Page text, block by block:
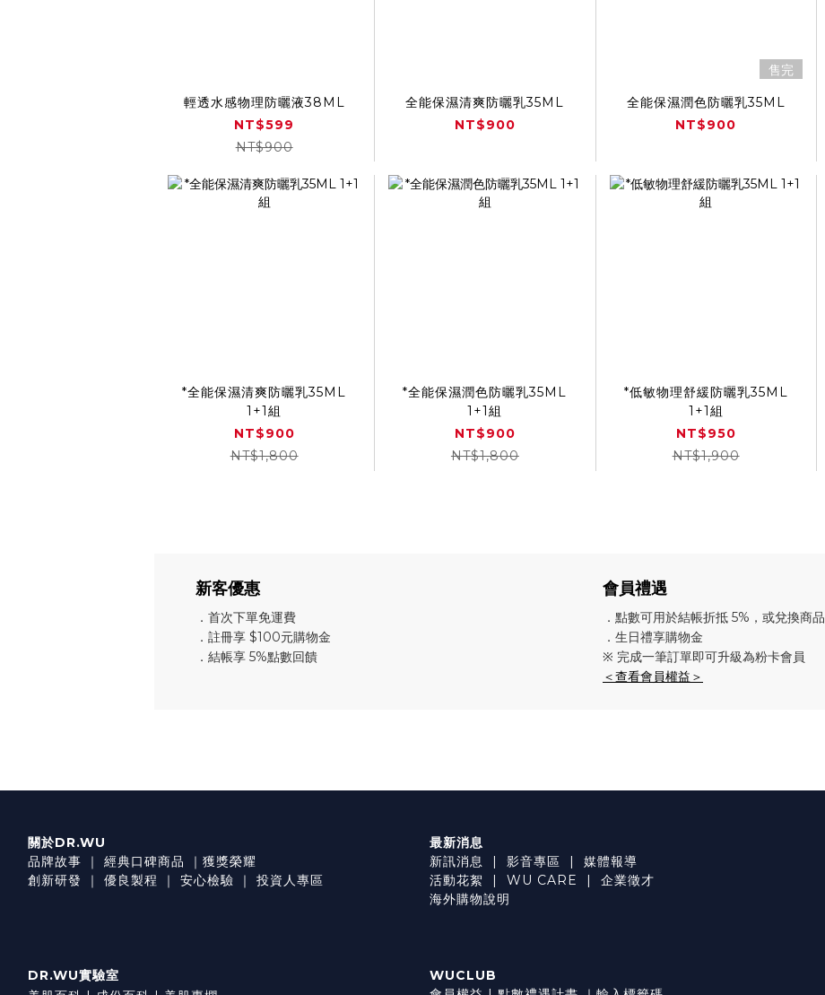
輕透水感物理防曬液38ML
NT$599
NT$900
全能保濕清爽防曬乳35ML
NT$900
售完
全能保濕潤色防曬乳35ML
NT$900
*全能保濕清爽防曬乳35ML
1+1組
NT$900
NT$1,800
*全能保濕潤色防曬乳35ML
1+1組
NT$900
NT$1,800
*低敏物理舒緩防曬乳35ML
1+1組
NT$950
NT$1,900
新客優惠
．首次下單免運費
．註冊享 $100元購物金
．結帳享 5%點數回饋
會員禮遇
．點數可用於結帳折抵 5%，或兌換商品
．生日禮享購物金
※ 完成一筆訂單即可升級為粉卡會員
＜查看會員權益＞
關於DR.WU
品牌故事 ｜ 經典口碑商品 ｜ 獲獎榮耀
創新研發
｜ 優良製程 ｜ 安心檢驗 ｜ 投資人專區
最新消息
新訊消息
影音專區
媒體報導
活動花絮
WU CARE
企業徵才
海外購物說明
DR.WU實驗室
WUCLUB